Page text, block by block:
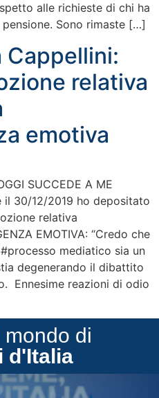
alle richieste di chi ha
Sono rimaste […]
Cappellini:
relativa
emotiva
SUCCEDE A ME
il 30/12/2019 ho depositato
relativa
EMOTIVA: “Credo che
mediatico sia un
degenerando il dibattito
Ennesime reazioni di odio
di
d'Italia